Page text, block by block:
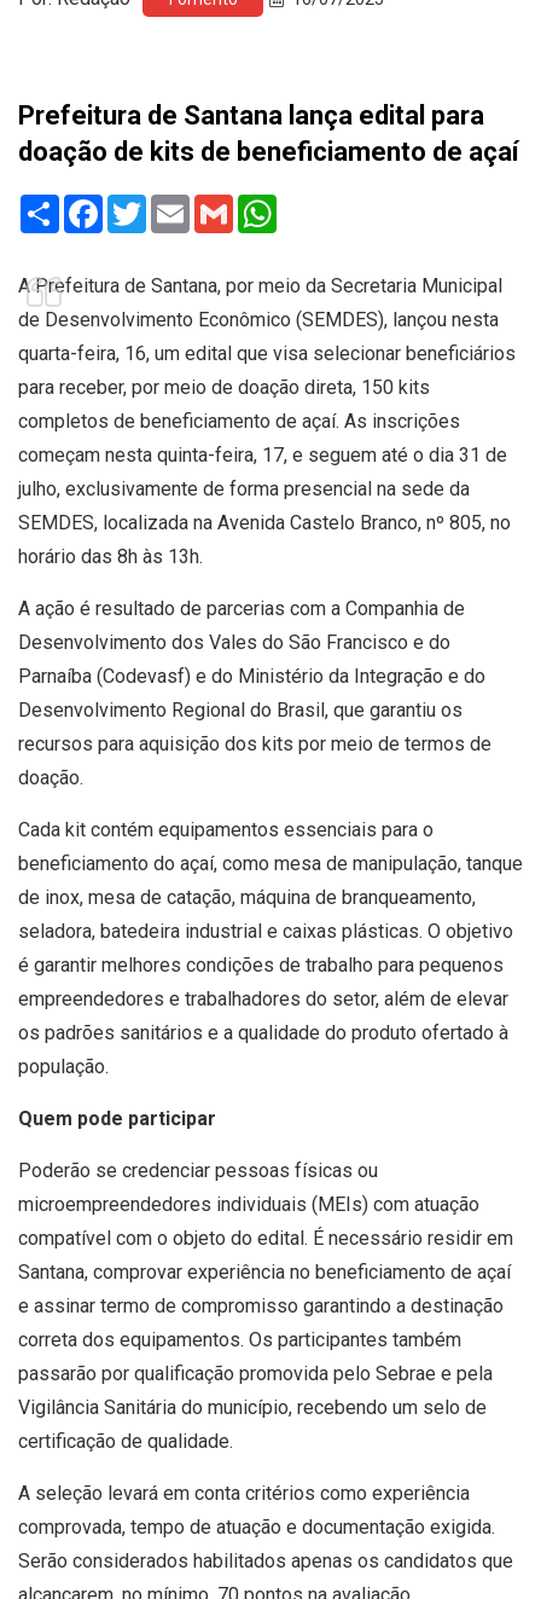
Prefeitura de Santana lança edital para
doação de kits de beneficiamento de açaí
Share Facebook
TwitterEmail Gmail
A Prefeitura de Santana, por meio da Secretaria Municipal
de Desenvolvimento Econômico (SEMDES), lançou nesta
quarta-feira, 16, um edital que visa selecionar beneficiários
para receber, por meio de doação direta, 150 kits
completos de beneficiamento de açaí. As inscrições
começam nesta quinta-feira, 17, e seguem até o dia 31 de
julho, exclusivamente de forma presencial na sede da
SEMDES, localizada na Avenida Castelo Branco, nº 805, no
horário das 8h às 13h.
A ação é resultado de parcerias com a Companhia de
Desenvolvimento dos Vales do São Francisco e do
Parnaíba (Codevasf) e do Ministério da Integração e do
Desenvolvimento Regional do Brasil, que garantiu os
recursos para aquisição dos kits por meio de termos de
doação.
Cada kit contém equipamentos essenciais para o
beneficiamento do açaí, como mesa de manipulação, tanque
de inox, mesa de catação, máquina de branqueamento,
seladora, batedeira industrial e caixas plásticas. O objetivo
é garantir melhores condições de trabalho para pequenos
empreendedores e trabalhadores do setor, além de elevar
os padrões sanitários e a qualidade do produto ofertado à
população.
Quem pode participar
Poderão se credenciar pessoas físicas ou
microempreendedores individuais (MEIs) com atuação
compatível com o objeto do edital. É necessário residir em
Santana, comprovar experiência no beneficiamento de açaí
e assinar termo de compromisso garantindo a destinação
correta dos equipamentos. Os participantes também
passarão por qualificação promovida pelo Sebrae e pela
Vigilância Sanitária do município, recebendo um selo de
certificação de qualidade.
A seleção levará em conta critérios como experiência
comprovada, tempo de atuação e documentação exigida.
Serão considerados habilitados apenas os candidatos que